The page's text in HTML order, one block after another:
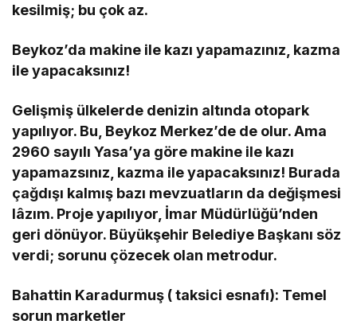
kesilmiş; bu çok az.
Beykoz’da makine ile kazı yapamazınız, kazma
ile yapacaksınız!
Gelişmiş ülkelerde denizin altında otopark
yapılıyor. Bu, Beykoz Merkez’de de olur. Ama
2960 sayılı Yasa’ya göre makine ile kazı
yapamazsınız, kazma ile yapacaksınız! Burada
çağdışı kalmış bazı mevzuatların da değişmesi
lâzım. Proje yapılıyor, İmar Müdürlüğü’nden
geri dönüyor. Büyükşehir Belediye Başkanı söz
verdi; sorunu çözecek olan metrodur.
Bahattin Karadurmuş ( taksici esnafı): Temel
sorun marketler